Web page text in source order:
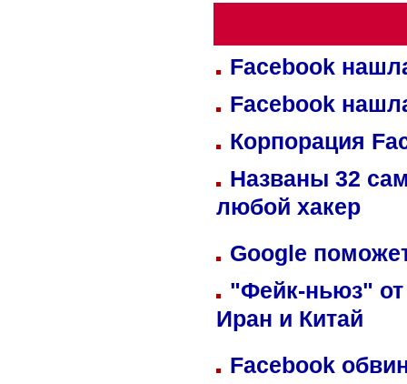
Facebook
Facebook
Корпорация
Названы 32
любой хакер
Google
"Фейк-ньюз" от
Иран и Китай
Facebook